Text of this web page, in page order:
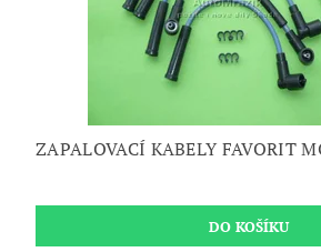
ZAPALOVACÍ KABELY FAVORIT